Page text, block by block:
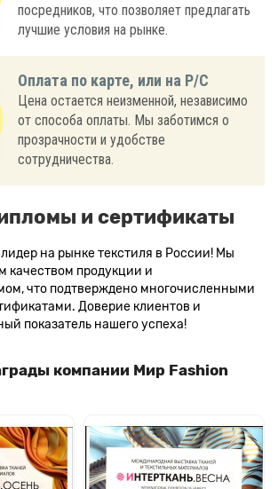
посредников, что позволяет предлагать
лучшие условия на рынке.
Оплата по карте, или на Р/С
Цена остается неизменной, независимо
от способа оплаты. Мы заботимся о
прозрачности и удобстве
сотрудничества.
и сертификаты
на рынке текстиля в России! Мы
качеством продукции и
что подтверждено многочисленными
Доверие клиентов и
показатель нашего успеха!
компании Мир Fashion